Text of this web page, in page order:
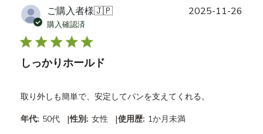
ご購入者様🇯🇵
購入確認済
しっかりホールド
取り外しも簡単で、安定してパンを支えてくれる。
年代: 50代 |性別: 女性 |使用歴: 1か月未満
2025-11-26